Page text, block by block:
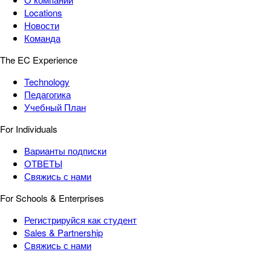
Locations
Новости
Команда
The EC Experience
Technology
Педагогика
Учебный План
For Individuals
Варианты подписки
ОТВЕТЫ
Свяжись с нами
For Schools & Enterprises
Регистрируйся как студент
Sales & Partnership
Свяжись с нами